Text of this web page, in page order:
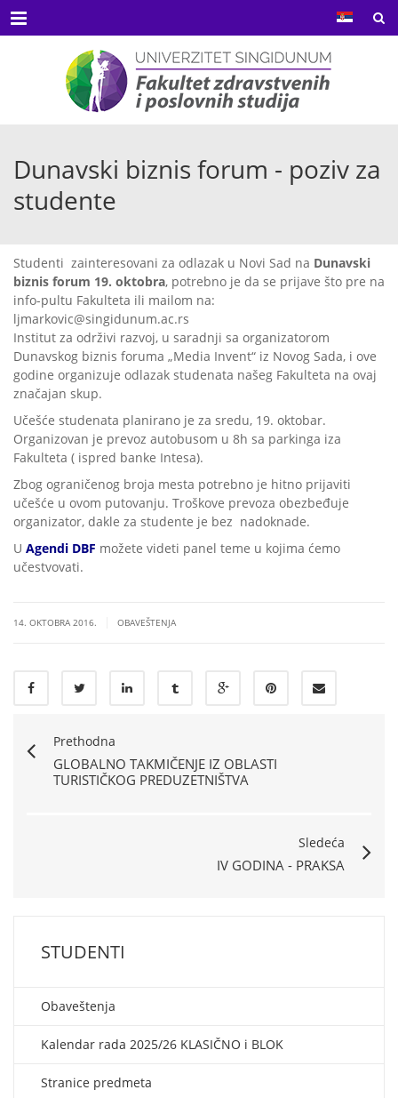
Menu
Dunavski biznis forum - poziv za
studente
Studenti zainteresovani za odlazak u Novi Sad na Dunavski
biznis forum 19. oktobra, potrebno je da se prijave što pre na
info-pultu Fakulteta ili mailom na:
ljmarkovic@singidunum.ac.rs
Institut za održivi razvoj, u saradnji sa organizatorom
Dunavskog biznis foruma „Media Invent“ iz Novog Sada, i ove
godine organizuje odlazak studenata našeg Fakulteta na ovaj
značajan skup.
Učešće studenata planirano je za sredu, 19. oktobar.
Organizovan je prevoz autobusom u 8h sa parkinga iza
Fakulteta ( ispred banke Intesa).
Zbog ograničenog broja mesta potrebno je hitno prijaviti
učešće u ovom putovanju. Troškove prevoza obezbeđuje
organizator, dakle za studente je bez nadoknade.
U Agendi DBF možete videti panel teme u kojima ćemo
učestvovati.
14. OKTOBRA 2016. OBAVEŠTENJA
Prethodna
GLOBALNO TAKMIČENJE IZ OBLASTI
TURISTIČKOG PREDUZETNIŠTVA
Sledeća
IV GODINA - PRAKSA
STUDENTI
Obaveštenja
Kalendar rada 2025/26 KLASIČNO i BLOK
Stranice predmeta